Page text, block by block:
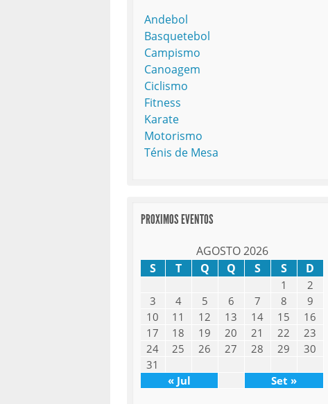
Andebol
Basquetebol
Campismo
Canoagem
Ciclismo
Fitness
Karate
Motorismo
Ténis de Mesa
PROXIMOS EVENTOS
AGOSTO 2026
S
T Q Q S S D
1
2
3
4 5 6 7 8
9
10
11 12 13 14 15
16
17
18 19 20 21 22
23
24
25 26 27 28 29
30
31
« Jul
Set »